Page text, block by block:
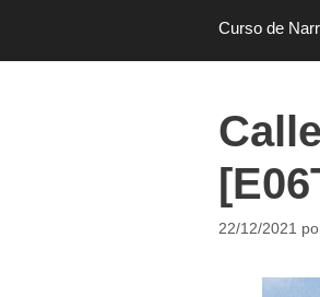
Curso de
22/12/2021